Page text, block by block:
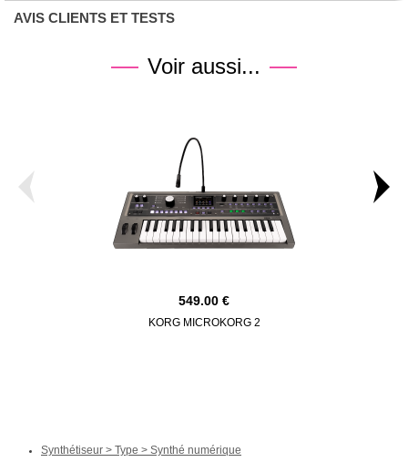
AVIS CLIENTS ET TESTS
Voir aussi...
549.00
KORG MICROKORG 2
Synthétiseur > Type > Synthé numérique